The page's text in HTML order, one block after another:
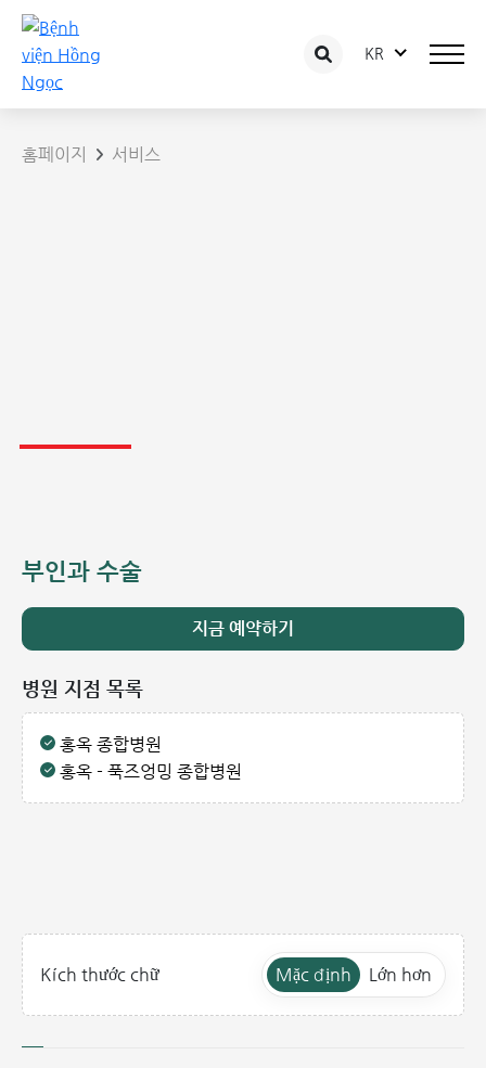
KR
홈페이지 서비스
부인과 수술
지금 예약하기
병원 지점 목록
홍옥 종합병원
홍옥 - 푹즈엉밍 종합병원
Kích thước chữ Mặc định Lớn hơn